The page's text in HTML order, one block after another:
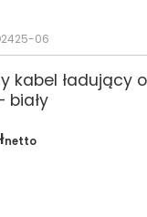
06
kabel ładujący
biały
netto